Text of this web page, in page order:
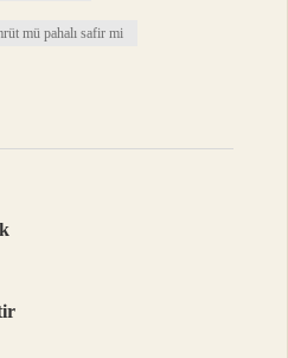
mü pahalı safir mi